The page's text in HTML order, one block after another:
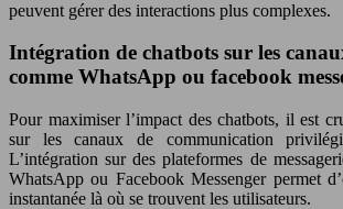
peuvent gérer des interactions plus complexes.
Intégration de chatbots sur les
comme WhatsApp ou facebook
Pour maximiser l’impact des chatbots, il est
sur les canaux de communication
L’intégration sur des plateformes de
WhatsApp ou Facebook Messenger permet
instantanée là où se trouvent les utilisateurs.